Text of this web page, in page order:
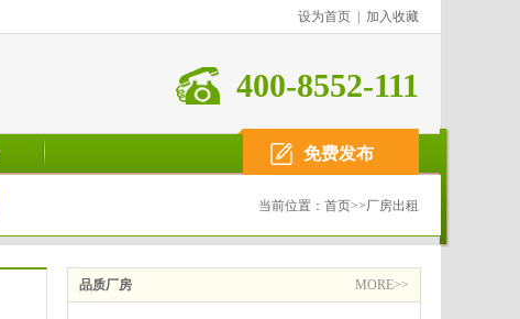
设为首页 加入收藏
400-8552-111
免费发布
当前位置： 首页>>厂房出租
品质厂房 MORE>>